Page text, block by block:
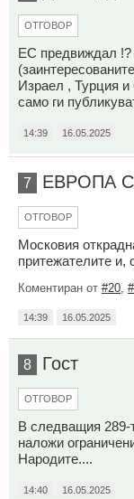
ОТГОВОР
ЕС предвиждал !?
Израел , Турция
само ги
14:39 16.05.2025
7 ЕВРОПА
ОТГОВОР
Московия
притежателите и,
Коментиран от #20
14:39 16.05.2025
8 Гост
ОТГОВОР
В следващия 289-
наложи
Народите....
14:40 16.05.2025